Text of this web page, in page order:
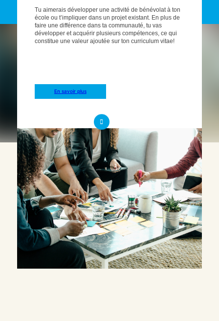
Tu aimerais développer une activité de bénévolat à ton
école ou t’impliquer dans un projet existant. En plus de
faire une différence dans ta communauté, tu vas
développer et acquérir plusieurs compétences, ce qui
constitue une valeur ajoutée sur ton curriculum vitae!
En savoir plus